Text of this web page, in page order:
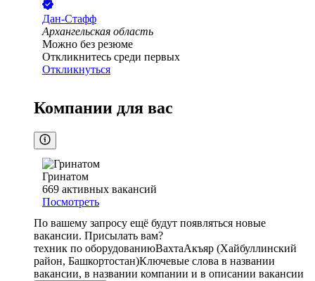
Дан-Стафф
Архангельская область
Можно без резюме
Откликнитесь среди первых
Откликнуться
Компании для вас
Гринатом
669 активных вакансий
Посмотреть
По вашему запросу ещё будут появляться новые
вакансии. Присылать вам?
техник по оборудованиюВахтаАкъяр (Хайбуллинский
район, Башкортостан)Ключевые слова в названии
вакансии, в названии компании и в описании вакансии